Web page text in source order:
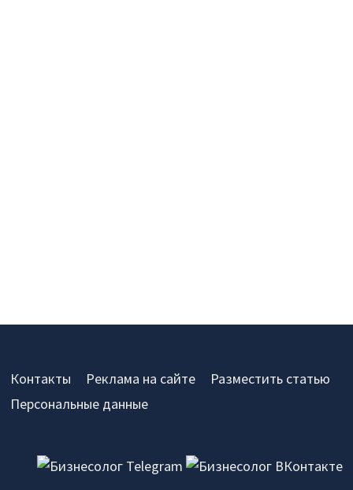
Контакты Реклама на сайте
Разместить статью
Персональные данные